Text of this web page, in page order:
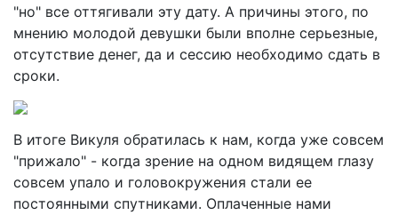
"но" все оттягивали эту дату. А причины этого, по
мнению молодой девушки были вполне серьезные,
отсутствие денег, да и сессию необходимо сдать в
сроки.
В итоге Викуля обратилась к нам, когда уже совсем
"прижало" - когда зрение на одном видящем глазу
совсем упало и головокружения стали ее
постоянными спутниками. Оплаченные нами